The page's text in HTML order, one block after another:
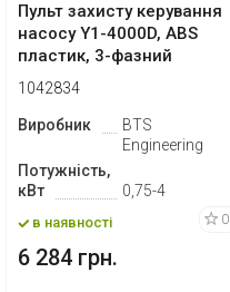
Пульт захисту керування
насосу Y1-4000D, ABS
пластик, 3-фазний
380В-415В, 0,7...
1042834
Виробник
BTS
Engineering
Потужність,
кВт
0,75-4
в наявності 0
6 284 грн.